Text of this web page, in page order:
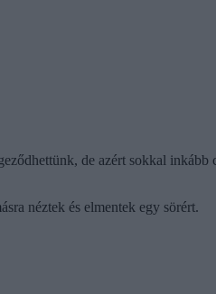
de azért sokkal inkább
néztek és elmentek egy sörért.